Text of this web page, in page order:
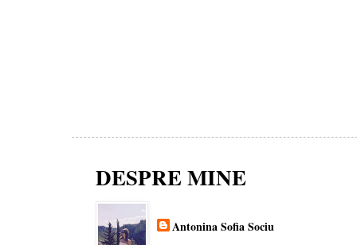
DESPRE MINE
Antonina Sofia Sociu